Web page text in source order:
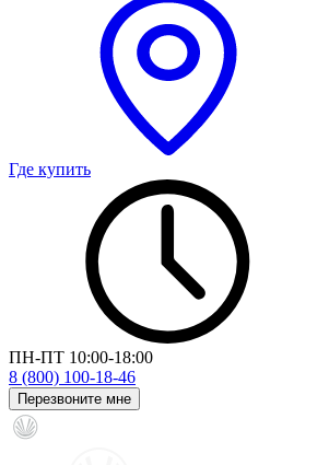
Где купить
ПН-ПТ 10:00-18:00
8 (800) 100-18-46
Перезвоните мне